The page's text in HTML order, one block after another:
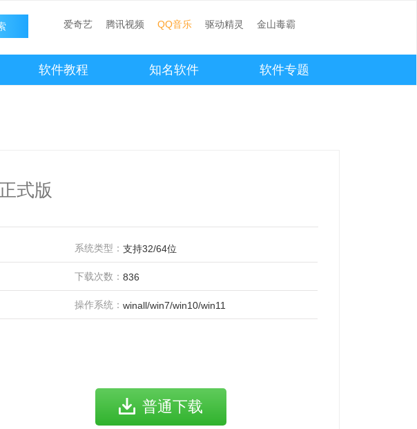
爱奇艺 腾讯视频 QQ音乐 驱动精灵 金山毒霸
软件教程 知名软件 软件专题
式版
系统类型： 支持32/64位
下载次数： 836
操作系统： winall/win7/win10/win11
普通下载